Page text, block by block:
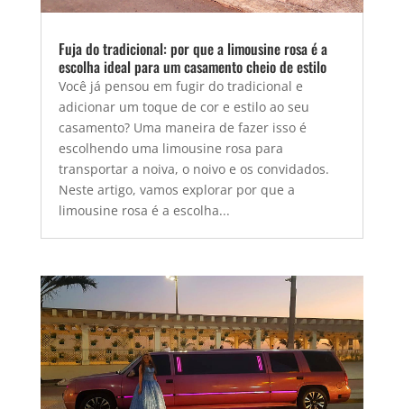
Fuja do tradicional: por que a limousine rosa é a
escolha ideal para um casamento cheio de estilo
Você já pensou em fugir do tradicional e
adicionar um toque de cor e estilo ao seu
casamento? Uma maneira de fazer isso é
escolhendo uma limousine rosa para
transportar a noiva, o noivo e os convidados.
Neste artigo, vamos explorar por que a
limousine rosa é a escolha...